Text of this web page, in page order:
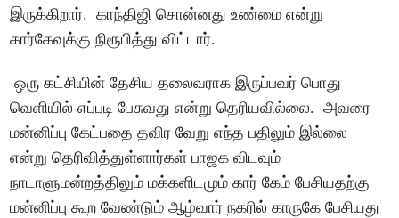
இருக்கிறார். காந்திஜி சொன்னது உண்மை என்று
கார்கேவுக்கு நிரூபித்து விட்டார்.
ஒரு கட்சியின் தேசிய தலைவராக இருப்பவர் பொது
வெளியில் எப்படி பேசுவது என்று தெரியவில்லை. அவரை
மன்னிப்பு கேட்பதை தவிர வேறு எந்த பதிலும் இல்லை
என்று தெரிவித்துள்ளார்கள் பாஜக விடவும்
நாடாளுமன்றத்திலும் மக்களிடமும் கார் கேம் பேசியதற்கு
மன்னிப்பு கூற வேண்டும் ஆழ்வார் நகரில் காருகே பேசியது